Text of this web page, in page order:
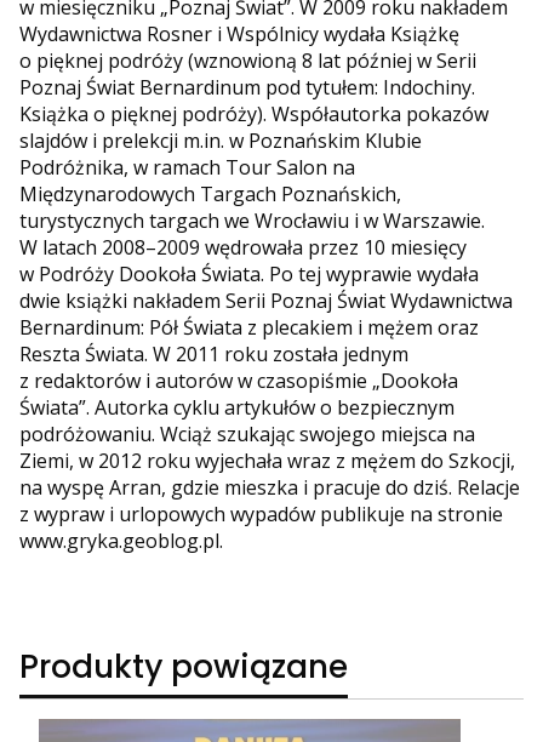
w miesięczniku „Poznaj Świat”. W 2009 roku nakładem
Wydawnictwa Rosner i Wspólnicy wydała Książkę
o pięknej podróży (wznowioną 8 lat później w Serii
Poznaj Świat Bernardinum pod tytułem: Indochiny.
Książka o pięknej podróży). Współautorka pokazów
slajdów i prelekcji m.in. w Poznańskim Klubie
Podróżnika, w ramach Tour Salon na
Międzynarodowych Targach Poznańskich,
turystycznych targach we Wrocławiu i w Warszawie.
W latach 2008–2009 wędrowała przez 10 miesięcy
w Podróży Dookoła Świata. Po tej wyprawie wydała
dwie książki nakładem Serii Poznaj Świat Wydawnictwa
Bernardinum: Pół Świata z plecakiem i mężem oraz
Reszta Świata. W 2011 roku została jednym
z redaktorów i autorów w czasopiśmie „Dookoła
Świata”. Autorka cyklu artykułów o bezpiecznym
podróżowaniu. Wciąż szukając swojego miejsca na
Ziemi, w 2012 roku wyjechała wraz z mężem do Szkocji,
na wyspę Arran, gdzie mieszka i pracuje do dziś. Relacje
z wypraw i urlopowych wypadów publikuje na stronie
www.gryka.geoblog.pl.
Produkty powiązane